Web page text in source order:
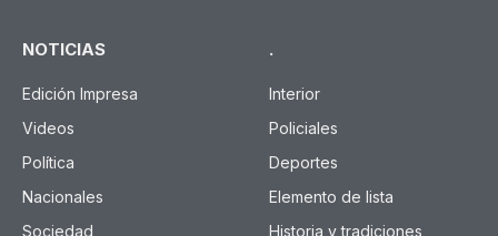
NOTICIAS
Edición Impresa
Videos
Política
Nacionales
Sociedad
.
Interior
Policiales
Deportes
Elemento de lista
Historia y tradiciones